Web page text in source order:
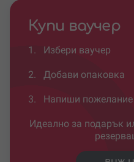
Купи ваучер
1. Избери ваучер
2. Добави опаковка
3. Напиши пожелание
Идеално за подарък